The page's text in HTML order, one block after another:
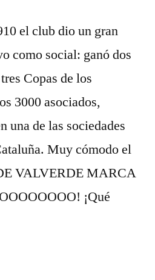
el club dio un gran
como social: ganó dos
Copas de los
3000 asociados,
una de las sociedades
Muy cómodo el
VALVERDE MARCA
¡Qué